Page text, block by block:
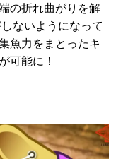
の折れ曲がりを解
ないようになって
魚力をまとったキ
可能に！